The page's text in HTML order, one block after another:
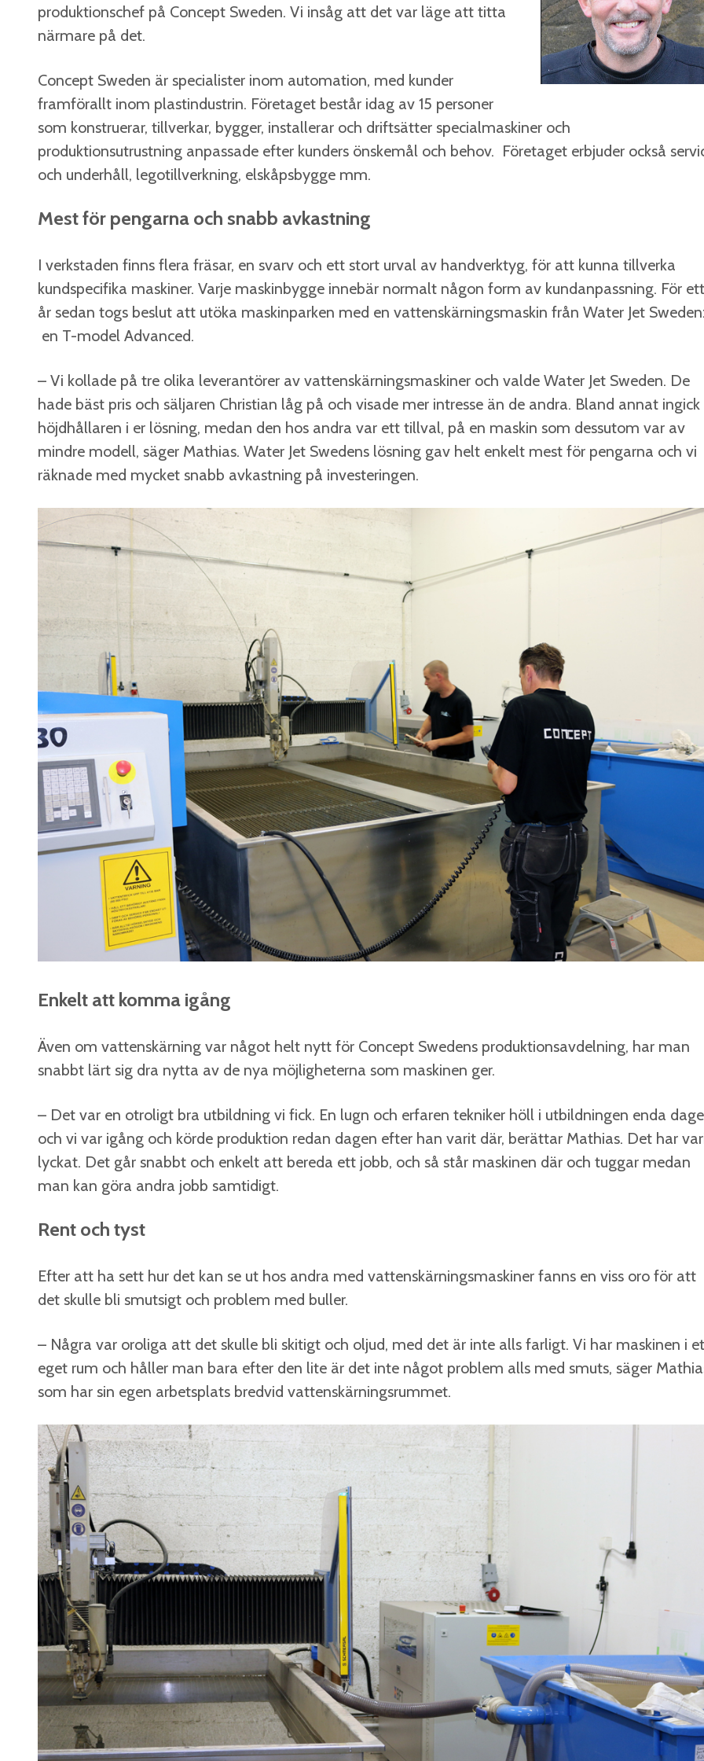
produktionschef på Concept Sweden. Vi insåg att det var läge att titta
närmare på det.
Concept Sweden är specialister inom automation, med kunder
framförallt inom plastindustrin. Företaget består idag av 15 personer
som konstruerar, tillverkar, bygger, installerar och driftsätter specialmaskiner och
produktionsutrustning anpassade efter kunders önskemål och behov. Företaget erbjuder också
och underhåll, legotillverkning, elskåpsbygge mm.
Mest för pengarna och snabb avkastning
I verkstaden finns flera fräsar, en svarv och ett stort urval av handverktyg, för att kunna tillverka
kundspecifika maskiner. Varje maskinbygge innebär normalt någon form av kundanpassning. För ett
år sedan togs beslut att utöka maskinparken med en vattenskärningsmaskin från Water Jet Sweden:
en T-model Advanced.
– Vi kollade på tre olika leverantörer av vattenskärningsmaskiner och valde Water Jet Sweden. De
hade bäst pris och säljaren Christian låg på och visade mer intresse än de andra. Bland annat ingick
höjdhållaren i er lösning, medan den hos andra var ett tillval, på en maskin som dessutom var av
mindre modell, säger Mathias. Water Jet Swedens lösning gav helt enkelt mest för pengarna och vi
räknade med mycket snabb avkastning på investeringen.
Enkelt att komma igång
Även om vattenskärning var något helt nytt för Concept Swedens produktionsavdelning, har man
snabbt lärt sig dra nytta av de nya möjligheterna som maskinen ger.
– Det var en otroligt bra utbildning vi fick. En lugn och erfaren tekniker höll i utbildningen enda
och vi var igång och körde produktion redan dagen efter han varit där, berättar Mathias. Det har
lyckat. Det går snabbt och enkelt att bereda ett jobb, och så står maskinen där och tuggar medan
man kan göra andra jobb samtidigt.
Rent och tyst
Efter att ha sett hur det kan se ut hos andra med vattenskärningsmaskiner fanns en viss oro för att
det skulle bli smutsigt och problem med buller.
– Några var oroliga att det skulle bli skitigt och oljud, med det är inte alls farligt. Vi har maskinen i
eget rum och håller man bara efter den lite är det inte något problem alls med smuts, säger
som har sin egen arbetsplats bredvid vattenskärningsrummet.